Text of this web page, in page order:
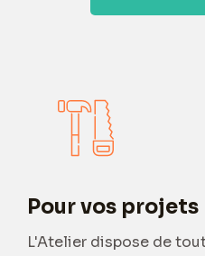
Pour vos projets
L'Atelier dispose de